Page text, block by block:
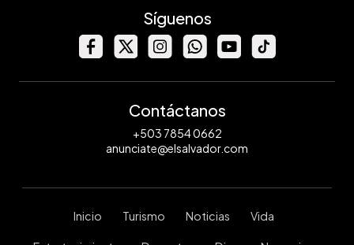
Síguenos
Contáctanos
+503 7854 0662
anunciate@elsalvador.com
Inicio Turismo Noticias Vida